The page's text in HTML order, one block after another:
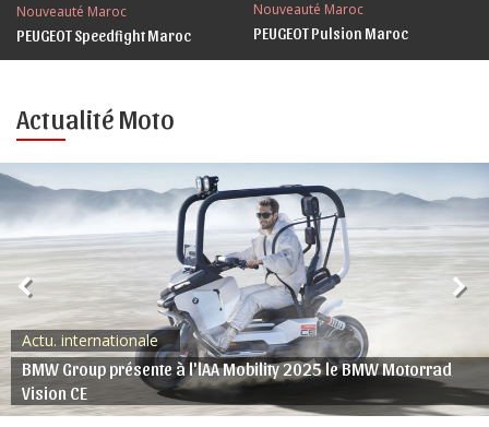
Nouveauté Maroc
PEUGEOT Speedfight Maroc
Nouveauté Maroc
PEUGEOT Pulsion Maroc
Actualité Moto
Actu. internationale
BMW Group présente à l'lAA Mobility 2025 le BMW Motorrad
Vision CE